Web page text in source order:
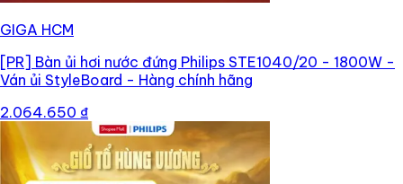
GIGA HCM
[PR] Bàn ủi hơi nước đứng Philips STE1040/20 - 1800W -
Ván ủi StyleBoard - Hàng chính hãng
2.064.650 ₫